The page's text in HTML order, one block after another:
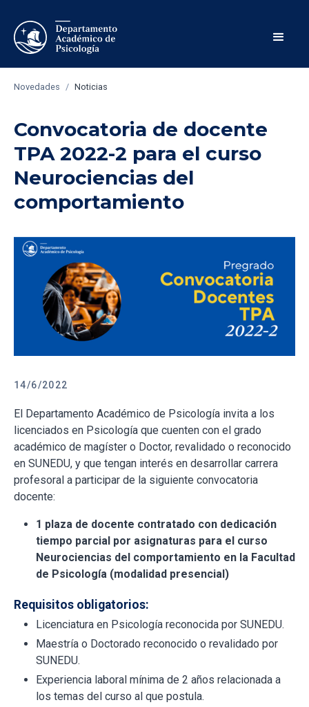
Novedades / Noticias
Convocatoria de docente
TPA 2022-2 para el curso
Neurociencias del
comportamiento
14/6/2022
El Departamento Académico de Psicología invita a los
licenciados en Psicología que cuenten con el grado
académico de magíster o Doctor, revalidado o reconocido
en SUNEDU, y que tengan interés en desarrollar carrera
profesoral a participar de la siguiente convocatoria
docente:
1 plaza de docente contratado con dedicación
tiempo parcial por asignaturas para el curso
Neurociencias del comportamiento en la Facultad
de Psicología (modalidad presencial)
Requisitos obligatorios:
Licenciatura en Psicología reconocida por SUNEDU.
Maestría o Doctorado reconocido o revalidado por
SUNEDU.
Experiencia laboral mínima de 2 años relacionada a
los temas del curso al que postula.